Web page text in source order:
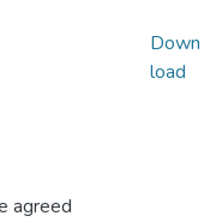
agreed
Down
load